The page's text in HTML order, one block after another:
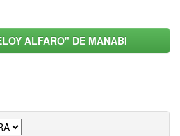
ALFARO" DE MANABI